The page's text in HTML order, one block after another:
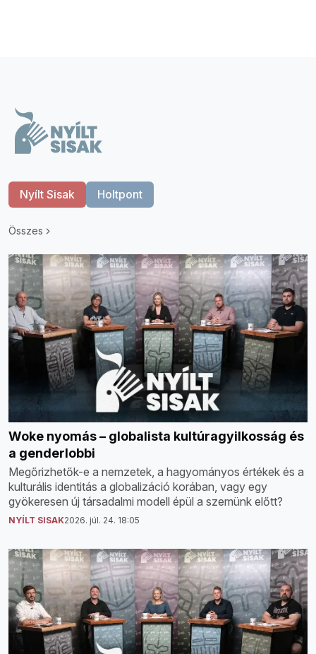
Nyílt Sisak Holtpont
Összes
Woke nyomás – globalista kultúragyilkosság és
a genderlobbi
Megőrizhetők-e a nemzetek, a hagyományos értékek és a
kulturális identitás a globalizáció korában, vagy egy
gyökeresen új társadalmi modell épül a szemünk előtt?
NYÍLT SISAK2026. júl. 24. 18:05